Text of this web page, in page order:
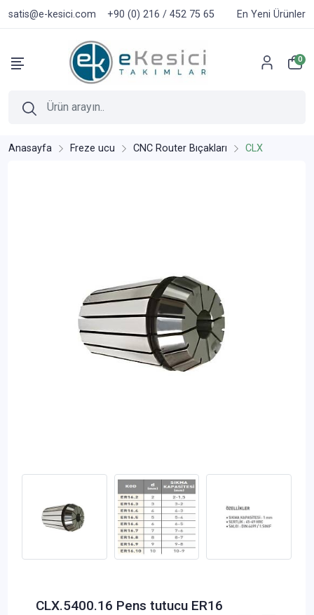
satis@e-kesici.com +90 (0) 216 / 452 75 65 En Yeni Ürünler
0
Anasayfa Freze ucu CNC Router Bıçakları CLX
CLX.5400.16 Pens tutucu ER16